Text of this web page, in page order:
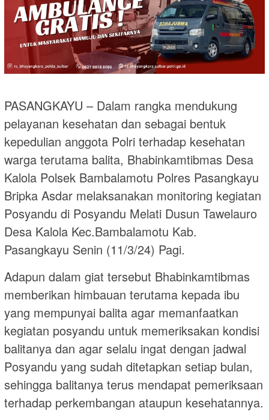
PASANGKAYU – Dalam rangka mendukung
pelayanan kesehatan dan sebagai bentuk
kepedulian anggota Polri terhadap kesehatan
warga terutama balita, Bhabinkamtibmas Desa
Kalola Polsek Bambalamotu Polres Pasangkayu
Bripka Asdar melaksanakan monitoring kegiatan
Posyandu di Posyandu Melati Dusun Tawelauro
Desa Kalola Kec.Bambalamotu Kab.
Pasangkayu Senin (11/3/24) Pagi.
Adapun dalam giat tersebut Bhabinkamtibmas
memberikan himbauan terutama kepada ibu
yang mempunyai balita agar memanfaatkan
kegiatan posyandu untuk memeriksakan kondisi
balitanya dan agar selalu ingat dengan jadwal
Posyandu yang sudah ditetapkan setiap bulan,
sehingga balitanya terus mendapat pemeriksaan
terhadap perkembangan ataupun kesehatannya.